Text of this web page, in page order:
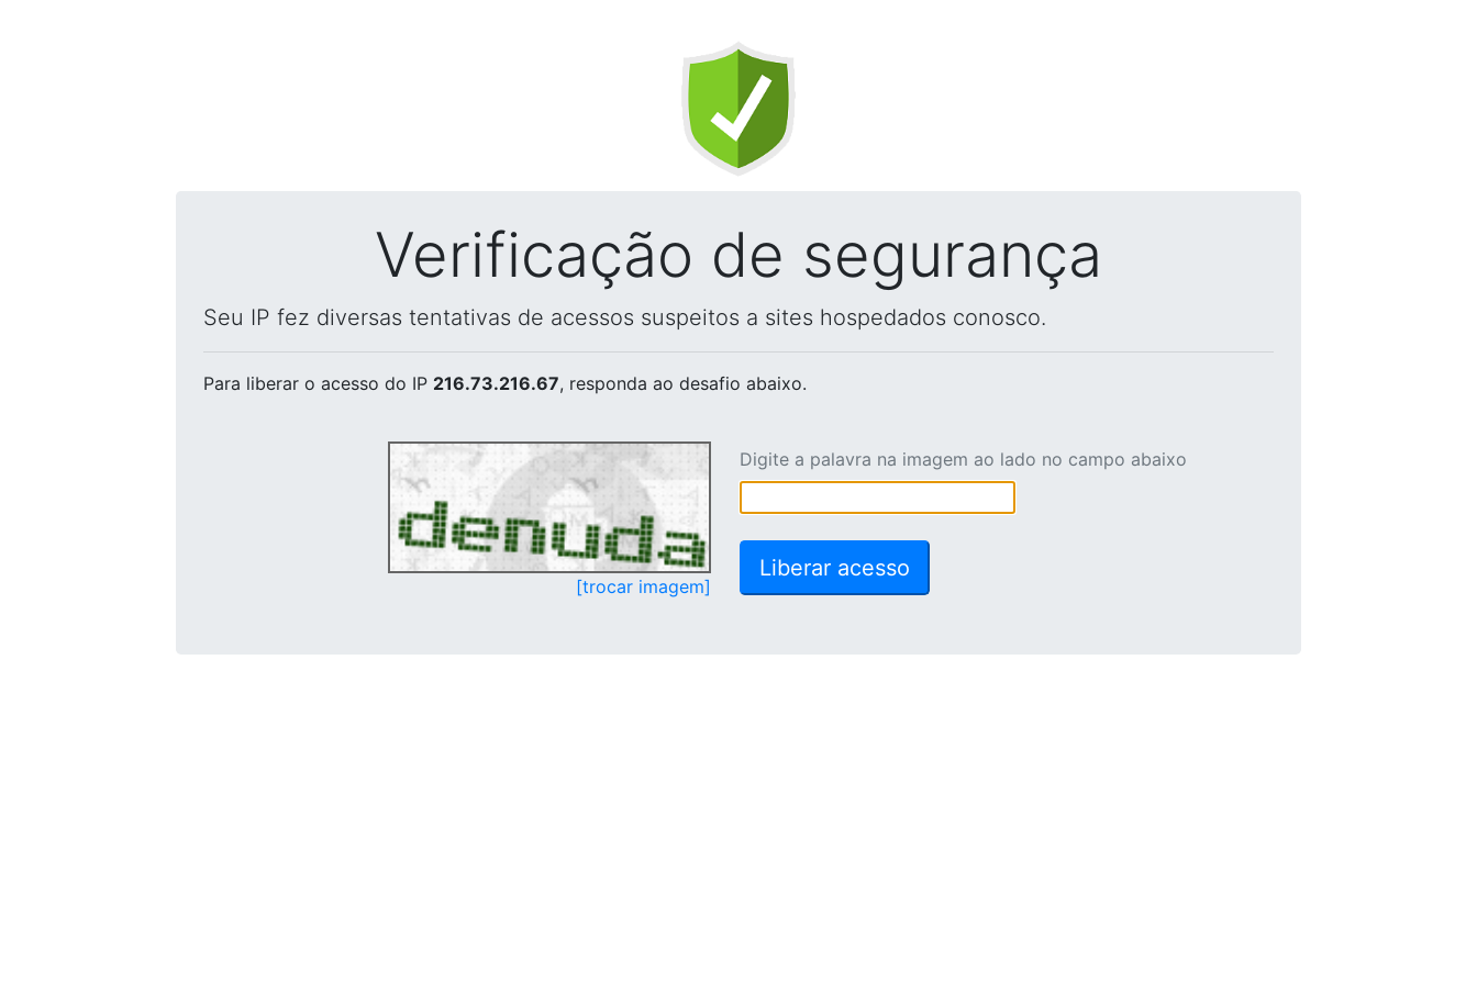
Verificação de segurança
Seu IP fez diversas tentativas de acessos suspeitos a sites hospedados conosco.
Para liberar o acesso do IP 216.73.216.67, responda ao desafio abaixo.
[trocar imagem]
Digite a palavra na imagem ao lado no campo abaixo